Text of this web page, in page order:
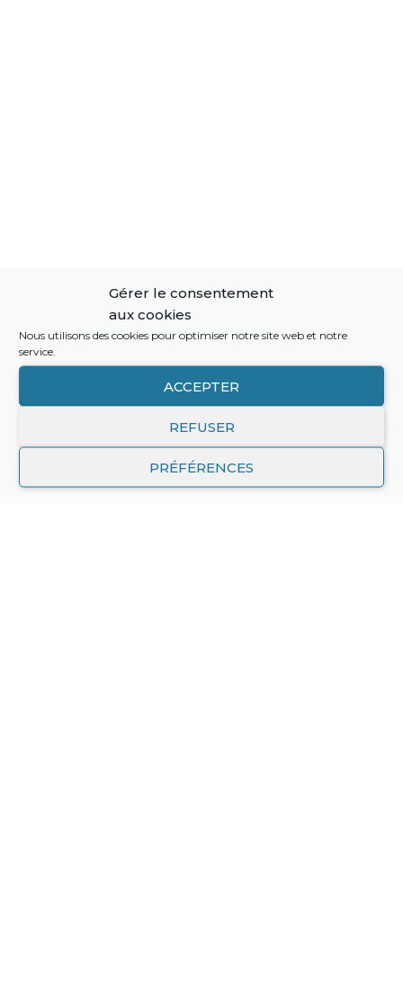
Gérer le consentement
aux cookies
Nous utilisons des cookies pour optimiser notre site web et notre
service.
ACCEPTER
REFUSER
PRÉFÉRENCES